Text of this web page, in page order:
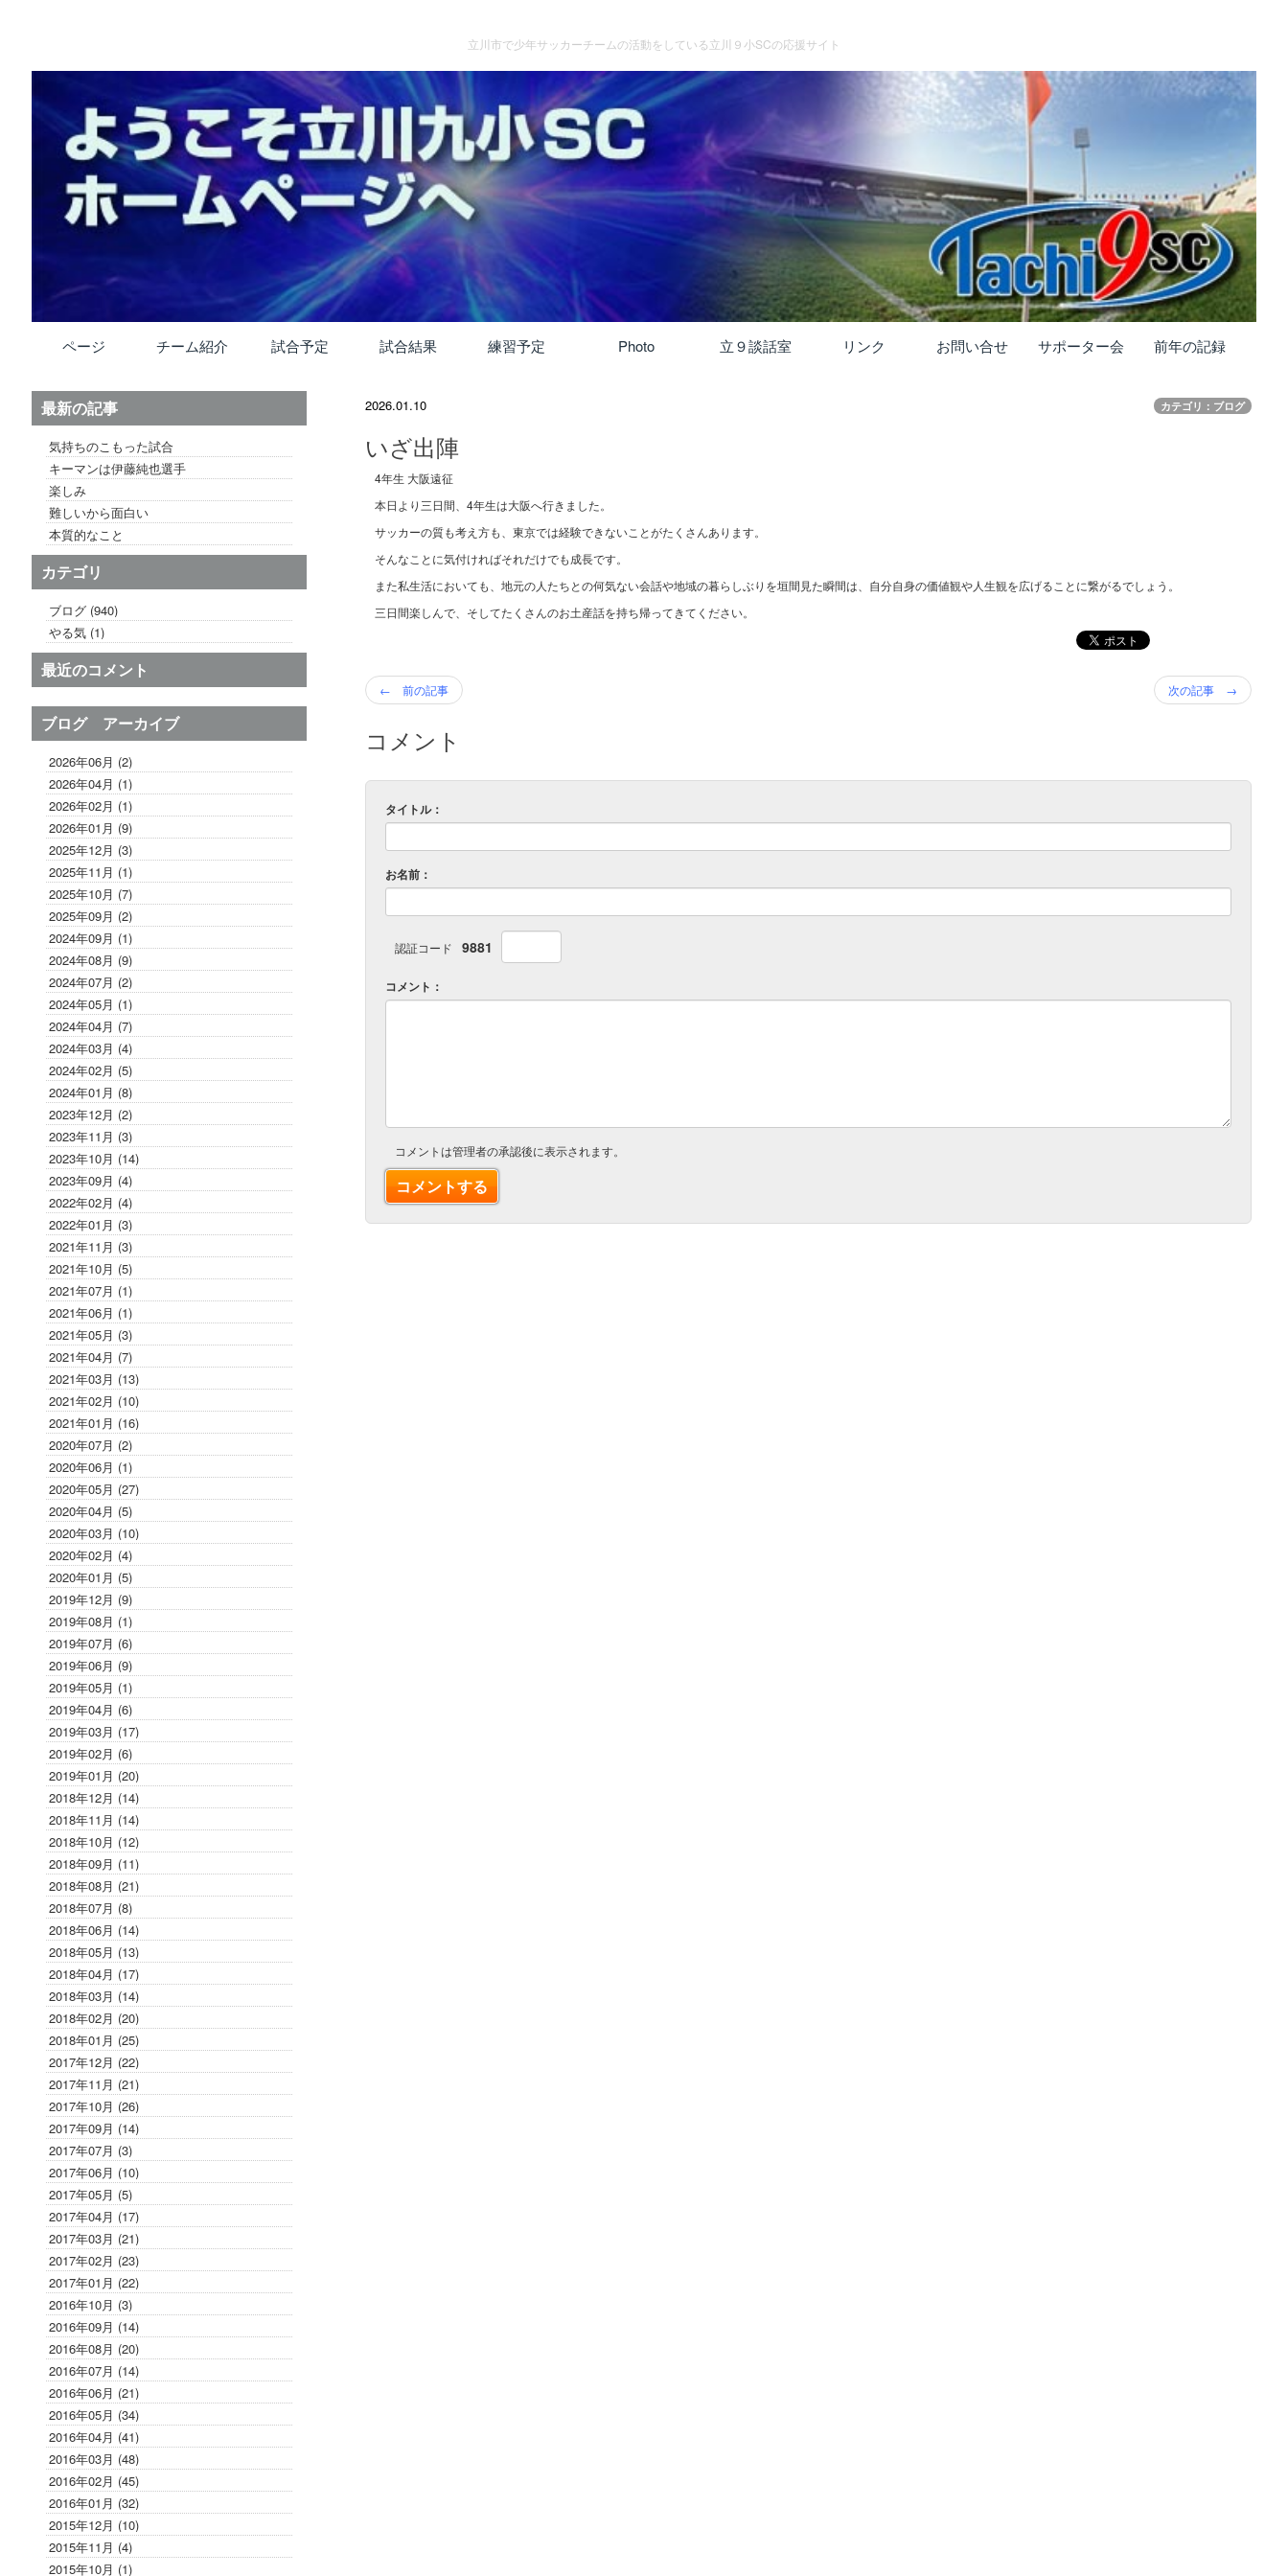
立川市で少年サッカーチームの活動をしている立川９小SCの応援サイト
ページ チーム紹介 試合予定 試合結果 練習予定 Photo 立９談話室 リンク お問い合せ サポーター会 前年の記録
2026.01.10 カテゴリ：ブログ
いざ出陣
4年生 大阪遠征
本日より三日間、4年生は大阪へ行きました。
サッカーの質も考え方も、東京では経験できないことがたくさんあります。
そんなことに気付ければそれだけでも成長です。
また私生活においても、地元の人たちとの何気ない会話や地域の暮らしぶりを垣間見た瞬間は、自分自身の価値観や人生観を広げることに繋がるでしょう。
三日間楽しんで、そしてたくさんのお土産話を持ち帰ってきてください。
次の記事 →
← 前の記事
コメント
タイトル：
お名前：
認証コード 9881
コメント：
コメントは管理者の承認後に表示されます。
最新の記事
気持ちのこもった試合
キーマンは伊藤純也選手
楽しみ
難しいから面白い
本質的なこと
カテゴリ
ブログ (940)
やる気 (1)
最近のコメント
ブログ アーカイブ
2026年06月 (2)
2026年04月 (1)
2026年02月 (1)
2026年01月 (9)
2025年12月 (3)
2025年11月 (1)
2025年10月 (7)
2025年09月 (2)
2024年09月 (1)
2024年08月 (9)
2024年07月 (2)
2024年05月 (1)
2024年04月 (7)
2024年03月 (4)
2024年02月 (5)
2024年01月 (8)
2023年12月 (2)
2023年11月 (3)
2023年10月 (14)
2023年09月 (4)
2022年02月 (4)
2022年01月 (3)
2021年11月 (3)
2021年10月 (5)
2021年07月 (1)
2021年06月 (1)
2021年05月 (3)
2021年04月 (7)
2021年03月 (13)
2021年02月 (10)
2021年01月 (16)
2020年07月 (2)
2020年06月 (1)
2020年05月 (27)
2020年04月 (5)
2020年03月 (10)
2020年02月 (4)
2020年01月 (5)
2019年12月 (9)
2019年08月 (1)
2019年07月 (6)
2019年06月 (9)
2019年05月 (1)
2019年04月 (6)
2019年03月 (17)
2019年02月 (6)
2019年01月 (20)
2018年12月 (14)
2018年11月 (14)
2018年10月 (12)
2018年09月 (11)
2018年08月 (21)
2018年07月 (8)
2018年06月 (14)
2018年05月 (13)
2018年04月 (17)
2018年03月 (14)
2018年02月 (20)
2018年01月 (25)
2017年12月 (22)
2017年11月 (21)
2017年10月 (26)
2017年09月 (14)
2017年07月 (3)
2017年06月 (10)
2017年05月 (5)
2017年04月 (17)
2017年03月 (21)
2017年02月 (23)
2017年01月 (22)
2016年10月 (3)
2016年09月 (14)
2016年08月 (20)
2016年07月 (14)
2016年06月 (21)
2016年05月 (34)
2016年04月 (41)
2016年03月 (48)
2016年02月 (45)
2016年01月 (32)
2015年12月 (10)
2015年11月 (4)
2015年10月 (1)